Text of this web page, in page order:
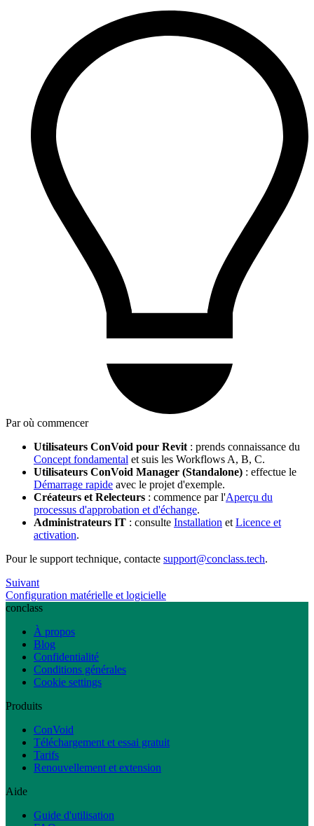
Par où commencer
Utilisateurs ConVoid pour Revit: prends connaissance du
Concept fondamental et suis les Workflows A, B, C.
Utilisateurs ConVoid Manager (Standalone) : effectue le
Démarrage rapide avec le projet d'exemple.
Créateurs et Relecteurs : commence par l'Aperçu du
processus d'approbation et d'échange.
Administrateurs IT : consulte Installation etLicence et
activation.
Pour le support technique, contacte support@conclass.tech.
Suivant
Configuration matérielle et logicielle
conclass
À propos
Blog
Confidentialité
Conditions générales
Cookie settings
Produits
ConVoid
Téléchargement et essai gratuit
Tarifs
Renouvellement et extension
Aide
Guide d'utilisation